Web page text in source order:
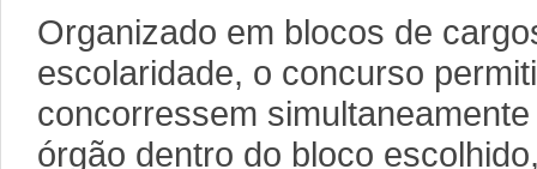
Organizado em blocos de
escolaridade, o concurso
concorressem
órgão dentro do bloco